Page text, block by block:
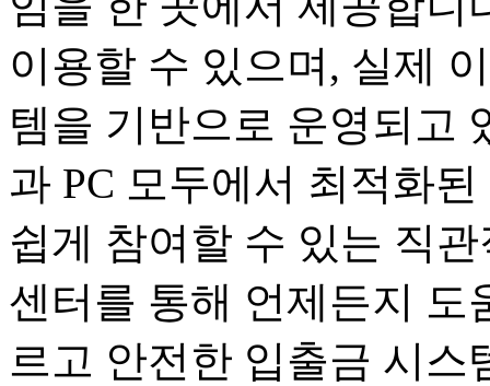
이용할 수 있으며, 실제
템을 기반으로 운영되고
과 PC 모두에서 최적화
쉽게 참여할 수 있는 직
센터를 통해 언제든지 도
르고 안전한 입출금 시스